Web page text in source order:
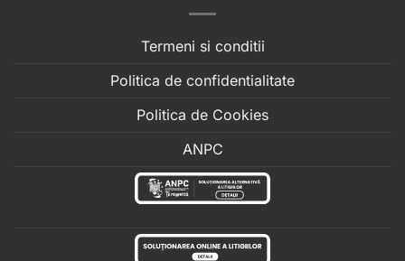
Termeni si conditii
Politica de confidentialitate
Politica de Cookies
ANPC